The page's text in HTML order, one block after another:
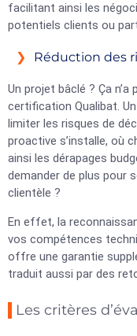
facilitant ainsi les
potentiels clients ou
Réduction des
Un projet bâclé ? Ça
certification Qualibat.
limiter les risques de
proactive s’installe, où
ainsi les dérapages
demander de plus pour
clientèle ?
En effet, la
vos compétences
offre une garantie
traduit aussi par des
Les critères